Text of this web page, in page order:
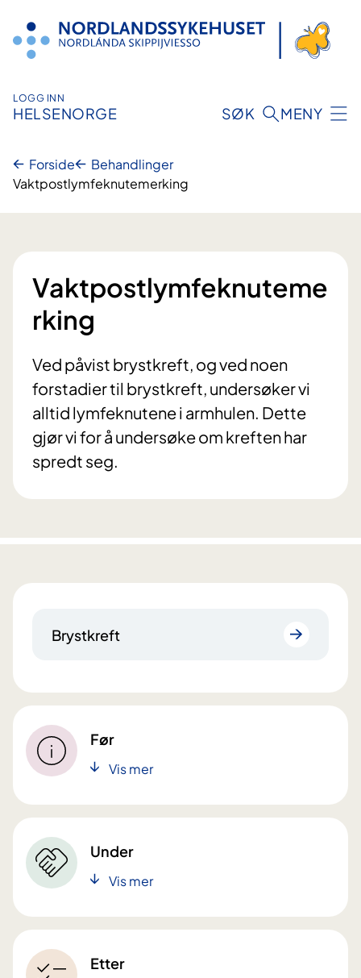
innhold
LOGG INN
HELSENORGE SØK MENY
Forside
Behandlinger
Vaktpostlymfeknutemerking
Vaktpostlymfeknuteme
rking
Ved påvist brystkreft, og ved noen
forstadier til brystkreft, undersøker vi
alltid lymfeknutene i armhulen. Dette
gjør vi for å undersøke om kreften har
spredt seg.
Brystkreft
Før
Vis mer
Under
Vis mer
Etter